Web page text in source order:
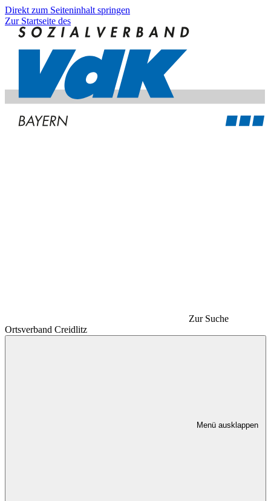
Direkt zum Seiteninhalt springen
Zur Startseite des
Zur Suche
Ortsverband Creidlitz
Menü ausklappen